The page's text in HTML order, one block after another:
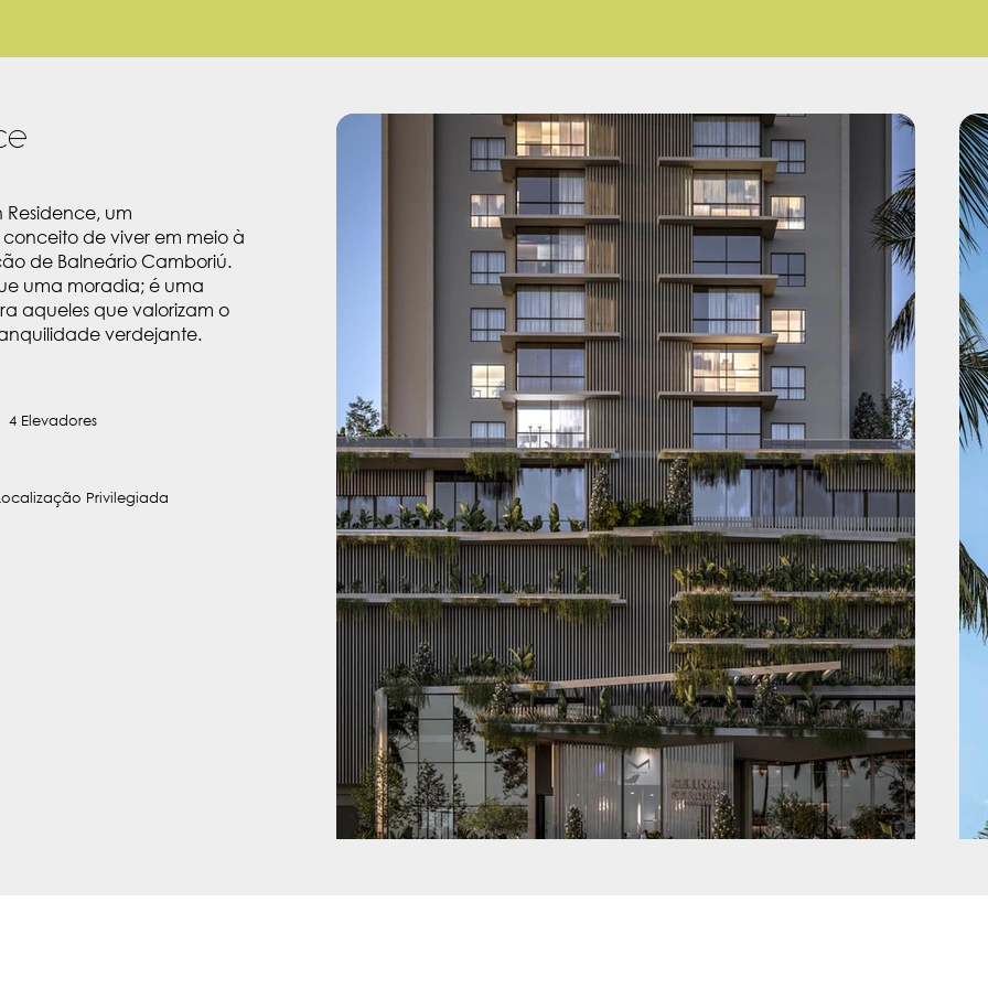
um
de viver em meio à
de Balneário Camboriú.
uma moradia; é uma
aqueles que valorizam o
verdejante.
4 Elevadores
Privilegiada